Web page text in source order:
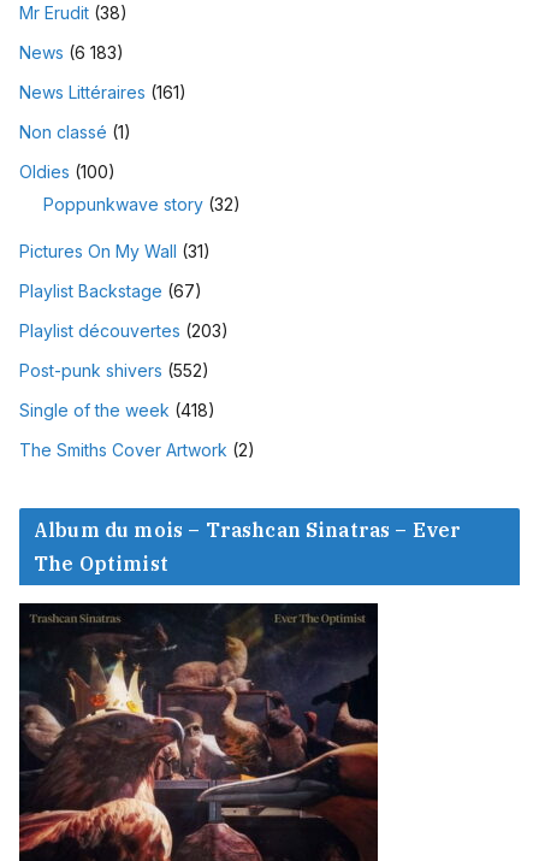
Mr Erudit (38)
News (6 183)
News Littéraires (161)
Non classé (1)
Oldies (100)
Poppunkwave story (32)
Pictures On My Wall (31)
Playlist Backstage (67)
Playlist découvertes (203)
Post-punk shivers (552)
Single of the week (418)
The Smiths Cover Artwork (2)
Album du mois – Trashcan Sinatras – Ever
The Optimist